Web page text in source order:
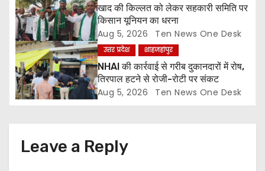
o
n
खाद की किल्लत को लेकर सहकारी समिति पर
किसान यूनियन का धरना
Aug 5, 2026 Ten News One Desk
उत्तर प्रदेश शाहजहांपुर
NHAI की कार्रवाई से गरीब दुकानदारों में रोष,
तिरपाल हटने से रोजी-रोटी पर संकट
Aug 5, 2026 Ten News One Desk
Leave a Reply